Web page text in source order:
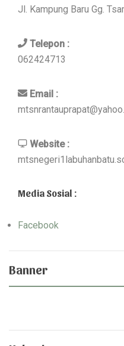
Jl. Kampung Baru Gg.
Telepon :
062424713
Email :
Website :
Media Sosial :
Facebook
Banner